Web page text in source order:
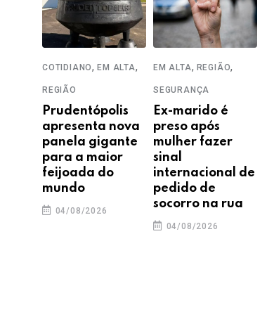
COTIDIANO,EM ALTA,
REGIÃO
Prudentópolis
apresenta nova
panela gigante
para a maior
feijoada do
mundo
04/08/2026
EM ALTA, REGIÃO,
SEGURANÇA
Ex-marido é
preso após
mulher fazer
sinal
internacional de
pedido de
socorro na rua
04/08/2026